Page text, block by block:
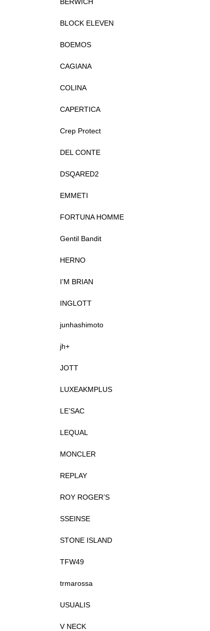
BLOCK ELEVEN
BOEMOS
CAGIANA
COLINA
CAPERTICA
Crep Protect
DEL CONTE
DSQARED2
EMMETI
FORTUNA HOMME
Gentil Bandit
HERNO
I’M BRIAN
INGLOTT
junhashimoto
jh+
JOTT
LUXEAKMPLUS
LE’SAC
LEQUAL
MONCLER
REPLAY
ROY ROGER’S
SSEINSE
STONE ISLAND
TFW49
trmarossa
USUALIS
V NECK